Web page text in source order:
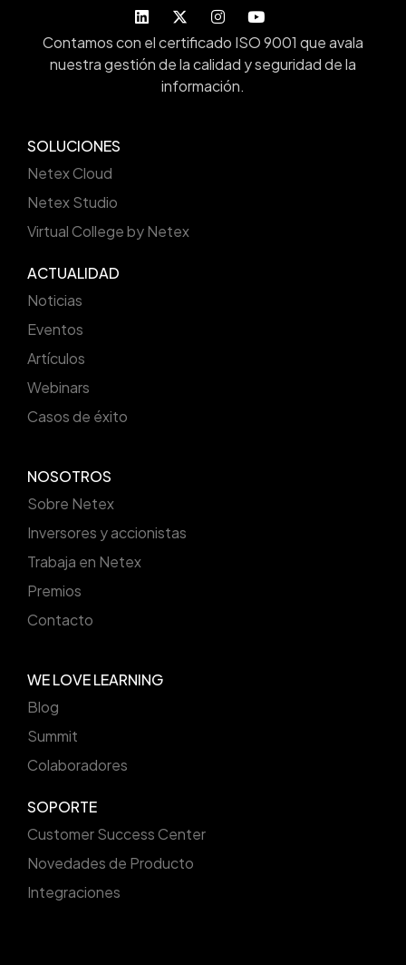
SOLUCIONES
Netex Cloud
Netex Studio
Virtual College by Netex
ACTUALIDAD
Noticias
Eventos
Artículos
Webinars
Casos de éxito
NOSOTROS
Sobre Netex
Inversores y accionistas
Trabaja en Netex
Premios
Contacto
WE LOVE LEARNING
Blog
Summit
Colaboradores
SOPORTE
Customer Success Center
Novedades de Producto
Integraciones
Contamos con el certificado ISO 9001 que avala
nuestra gestión de la calidad y seguridad de la
información.